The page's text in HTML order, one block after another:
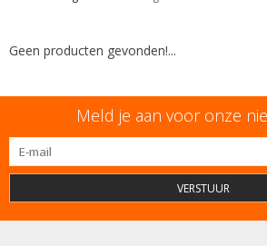
Geen producten gevonden!...
Meld je aan voor onze
VERSTUUR